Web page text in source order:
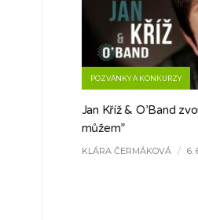
POZVÁNKY A KONKURZY
Jan Kříž & O’Band
můžem”
KLÁRA ČERMÁKOVÁ / 6.